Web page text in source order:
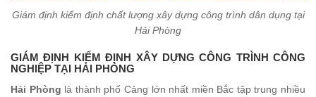
Giám định kiểm định chất lượng xây dựng công trình dân dụng tại
Hải Phòng
GIÁM ĐỊNH KIỂM ĐỊNH XÂY DỰNG CÔNG TRÌNH CÔNG
NGHIỆP TẠI HẢI PHÒNG
Hải Phòng là thành phố Cảng lớn nhất miền Bắc tập trung nhiều